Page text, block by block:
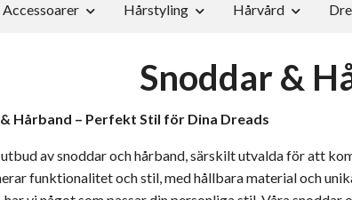
Accessoarer Hårstyling Hårvård
Snoddar &
Hårband – Perfekt Stil för Dina Dreads
av snoddar och hårband, särskilt utvalda för att
funktionalitet och stil, med hållbara material och